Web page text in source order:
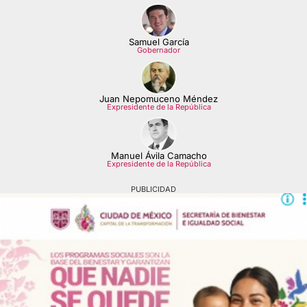
Samuel García
Gobernador
Juan Nepomuceno Méndez
Expresidente de la República
Manuel Ávila Camacho
Expresidente de la República
PUBLICIDAD